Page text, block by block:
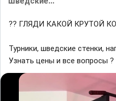
?? ГЛЯДИ КАКОЙ КРУТОЙ
Турники, шведские стенки,
Узнать цены и все вопросы ?